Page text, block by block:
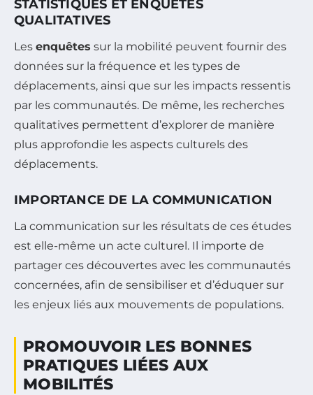
STATISTIQUES ET ENQUÊTES
QUALITATIVES
Les enquêtes sur la mobilité peuvent fournir des
données sur la fréquence et les types de
déplacements, ainsi que sur les impacts ressentis
par les communautés. De même, les recherches
qualitatives permettent d’explorer de manière
plus approfondie les aspects culturels des
déplacements.
IMPORTANCE DE LA COMMUNICATION
La communication sur les résultats de ces études
est elle-même un acte culturel. Il importe de
partager ces découvertes avec les communautés
concernées, afin de sensibiliser et d’éduquer sur
les enjeux liés aux mouvements de populations.
PROMOUVOIR LES BONNES
PRATIQUES LIÉES AUX
MOBILITÉS